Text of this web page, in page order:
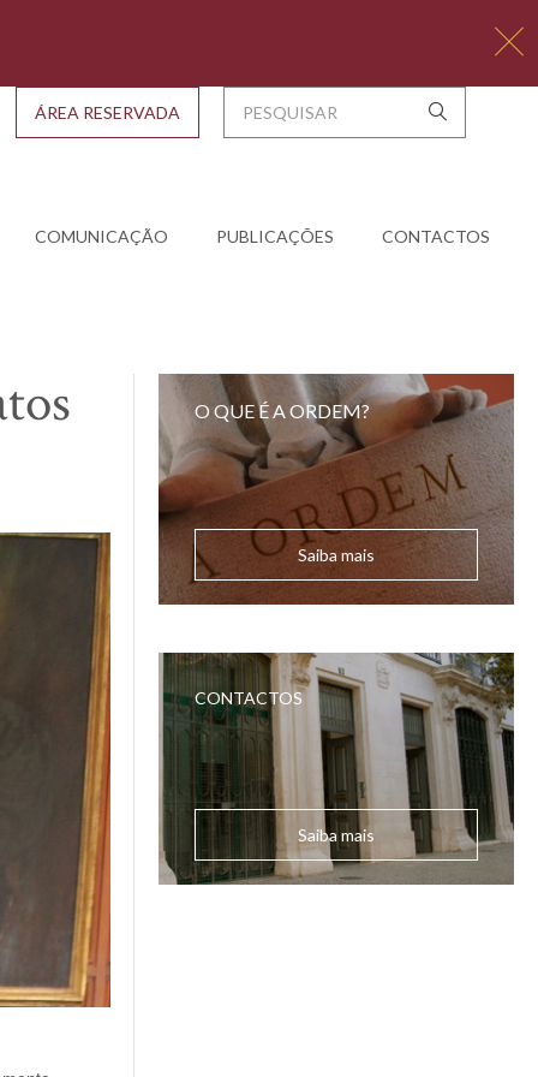
COMUNICAÇÃO PUBLICAÇÕES CONTACTOS
ÁREA RESERVADA
O QUE É A ORDEM?
Saiba mais
CONTACTOS
Saiba mais